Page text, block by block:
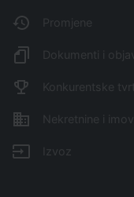
Promjene
Dokumenti i
Konkurentske
Nekretnine i
Izvoz